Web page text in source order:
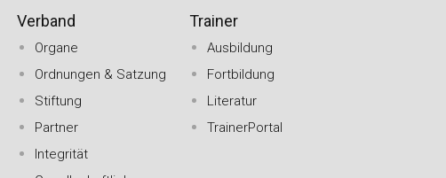
Verband
Organe
Ordnungen & Satzung
Stiftung
Partner
Integrität
Trainer
Ausbildung
Fortbildung
Literatur
TrainerPortal